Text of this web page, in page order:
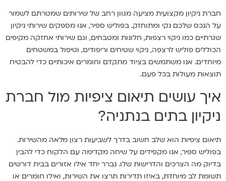
חברת ניקיון מקצועית מציעה מגוון רחב של שירותים שמטרתם לשמור
על הנכס שלכם נקי ומתוחזק. בפוליש ספיר, אנו מספקים שירותי ניקיון
שגרתיים כמו ניקוי רצפות, חלונות ומטבחים, וגם שירותי אחזקה מקיפים
הכוללים פוליש לרצפה, ניקוי שטיחים וריפודים, וטיפול במשטחים
מיוחדים. אנו משתמשים בציוד מתקדם וחומרים איכותיים כדי להבטיח
תוצאות מעולות בכל פעם.
איך עושים תיאום ציפיות מול חברת
ניקיון בתים בנתניה?
תיאום ציפיות הוא שלב חשוב בדרך לשביעות רצון מלאה מהשירות.
בפוליש ספיר, אנו מקפידים על שיחה מקדימה עם הלקוח כדי להבין
בדיוק מה הצרכים והדרישות שלו. נברר יחד אילו אזורים בבית דורשים
תשומת לב מיוחדת, באיזו תדירות תרצו את השירות, ואילו חומרים או